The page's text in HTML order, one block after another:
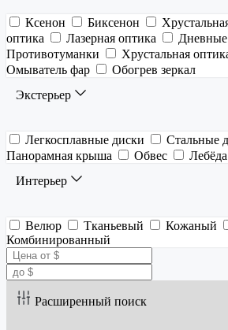
Ксенон Биксенон
оптика
Лазерная оптика
Противотуманки
Хрустальная
Омыватель фар
Обогрев зеркал
Экстерьер
Легкосплавные диски Стальные
Панорамная крыша
Обвес Лебёда
Интерьер
Велюр Тканьевый Кожаный
Комбинированный
Расширенный поиск